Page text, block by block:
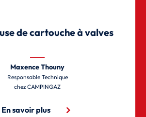
de cartouche à valves
Maxence Thouny
Responsable Technique
CAMPINGAZ
En savoir plus